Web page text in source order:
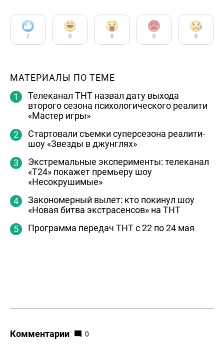
2 0 0 0 0
МАТЕРИАЛЫ ПО ТЕМЕ
Телеканал ТНТ назвал дату выхода
второго сезона психологического реалити
«Мастер игры»
Стартовали съемки суперсезона реалити-
шоу «Звезды в джунглях»
Экстремальные эксперименты: телеканал
«Т24» покажет премьеру шоу
«Несокрушимые»
Закономерный вылет: кто покинул шоу
«Новая битва экстрасенсов» на ТНТ
Программа передач ТНТ с 22 по 24 мая
Комментарии 0